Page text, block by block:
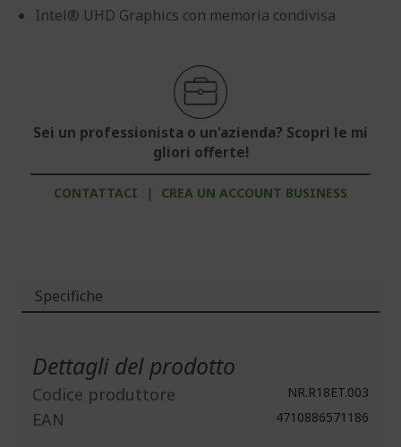
Intel® UHD Graphics con memoria condivisa
Sei un professionista o un'azienda? Scopri le mi
gliori offerte!
CONTATTACI | CREA UN ACCOUNT BUSINESS
Specifiche
Dettagli del prodotto
Codice produttore NR.R18ET.003
EAN 4710886571186